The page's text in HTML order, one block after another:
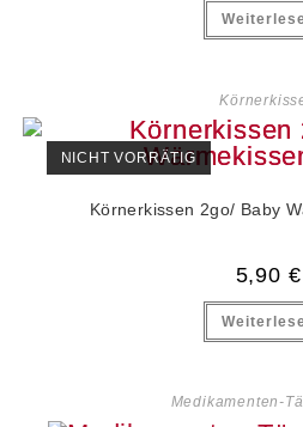
NICHT VORRÄTIG
Körnerkissen 2go/ Baby
5,90 €
Medikamenten-